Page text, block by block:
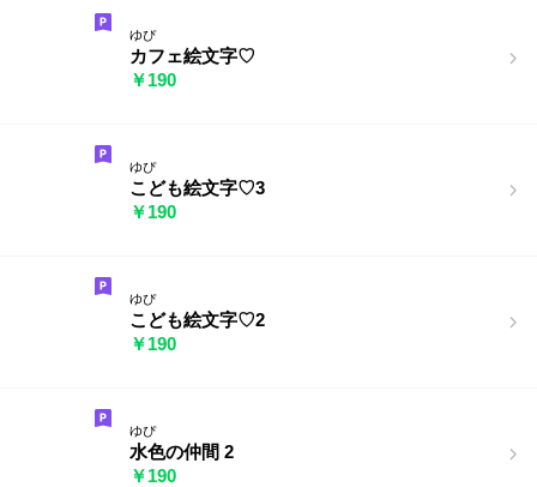
ゆぴ
カフェ絵文字♡
￥190
ゆぴ
こども絵文字♡3
￥190
ゆぴ
こども絵文字♡2
￥190
ゆぴ
水色の仲間 2
￥190